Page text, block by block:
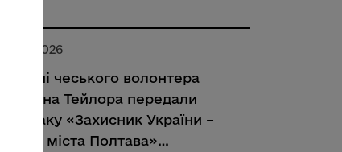
30.07.2026
Родині чеського волонтера
Мартіна Тейлора передали
відзнаку «Захисник України –
Герой міста Полтава»